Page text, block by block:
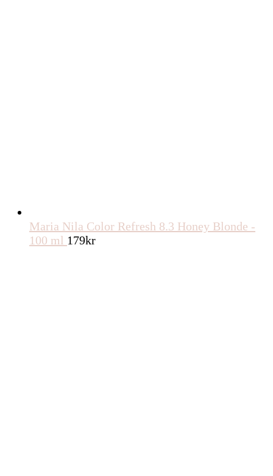
Maria Nila Color Refresh 8.3 Honey Blonde -
100 ml 179kr